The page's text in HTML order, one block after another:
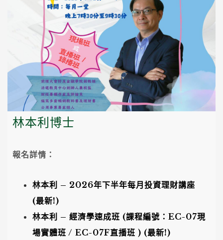
林本利博士
報名詳情：
林本利 – 2026年下半年每月投資理財講座
(最新!)
林本利 – 經濟學速成班 (課程編號：EC-07現
場實體班 / EC-07F直播班 ) (最新!)